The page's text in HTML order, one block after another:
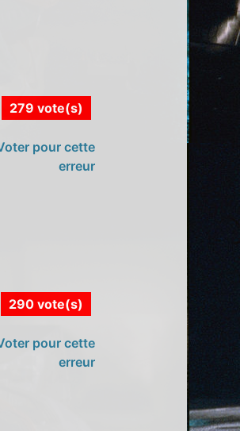
279 vote(s)
pour cette
erreur
290 vote(s)
pour cette
erreur